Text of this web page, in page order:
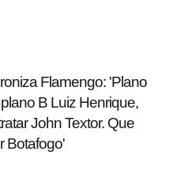
Flamengo: 'Plano
B Luiz Henrique,
John Textor. Que
Botafogo'